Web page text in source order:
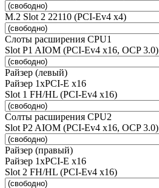
M.2 Slot 2 22110 (PCI-Ev4 x4)
Слоты расширения CPU1
Slot P1 AIOM (PCI-Ev4 x16, OCP 3.0)
Райзер (левый)
Райзер 1xPCI-E x16
Slot 1 FH/HL (PCI-Ev4 x16)
Солты расширения CPU2
Slot P2 AIOM (PCI-Ev4 x16, OCP 3.0)
Райзер (правый)
Райзер 1xPCI-E x16
Slot 2 FH/HL (PCI-Ev4 x16)